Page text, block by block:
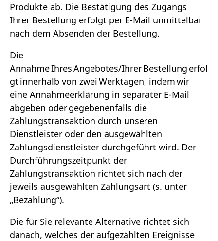
Produkte ab. Die Bestätigung des Zugangs
Ihrer Bestellung erfolgt per E-Mail unmittelbar
nach dem Absenden der Bestellung.
Die
Annahme Ihres Angebotes/Ihrer Bestellung erfol
gt innerhalb von zwei Werktagen, indem wir
eine Annahmeerklärung in separater E-Mail
abgeben oder gegebenenfalls die
Zahlungstransaktion durch unseren
Dienstleister oder den ausgewählten
Zahlungsdienstleister durchgeführt wird. Der
Durchführungszeitpunkt der
Zahlungstransaktion richtet sich nach der
jeweils ausgewählten Zahlungsart (s. unter
„Bezahlung“).
Die für Sie relevante Alternative richtet sich
danach, welches der aufgezählten Ereignisse